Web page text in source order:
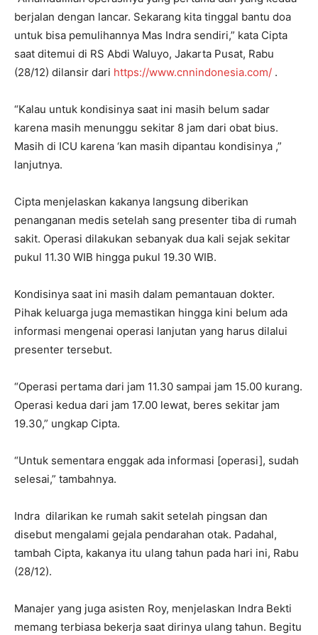
berjalan dengan lancar. Sekarang kita tinggal bantu doa
untuk bisa pemulihannya Mas Indra sendiri,” kata Cipta
saat ditemui di RS Abdi Waluyo, Jakarta Pusat, Rabu
(28/12) dilansir dari https://www.cnnindonesia.com/ .
“Kalau untuk kondisinya saat ini masih belum sadar
karena masih menunggu sekitar 8 jam dari obat bius.
Masih di ICU karena ‘kan masih dipantau kondisinya ,”
lanjutnya.
Cipta menjelaskan kakanya langsung diberikan
penanganan medis setelah sang presenter tiba di rumah
sakit. Operasi dilakukan sebanyak dua kali sejak sekitar
pukul 11.30 WIB hingga pukul 19.30 WIB.
Kondisinya saat ini masih dalam pemantauan dokter.
Pihak keluarga juga memastikan hingga kini belum ada
informasi mengenai operasi lanjutan yang harus dilalui
presenter tersebut.
“Operasi pertama dari jam 11.30 sampai jam 15.00 kurang.
Operasi kedua dari jam 17.00 lewat, beres sekitar jam
19.30,” ungkap Cipta.
“Untuk sementara enggak ada informasi [operasi], sudah
selesai,” tambahnya.
Indra dilarikan ke rumah sakit setelah pingsan dan
disebut mengalami gejala pendarahan otak. Padahal,
tambah Cipta, kakanya itu ulang tahun pada hari ini, Rabu
(28/12).
Manajer yang juga asisten Roy, menjelaskan Indra Bekti
memang terbiasa bekerja saat dirinya ulang tahun. Begitu